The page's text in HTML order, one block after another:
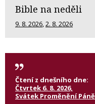
Bible na neděli
9. 8. 2026,2. 8. 2026
Čtení z dnešního dne:
Čtvrtek 6. 8. 2026,
Svátek Proměnění Páně